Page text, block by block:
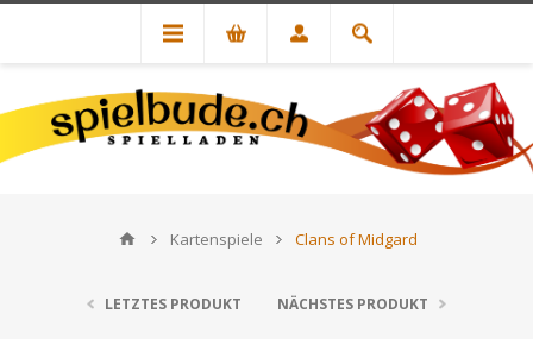
Kartenspiele Clans of Midgard
LETZTES PRODUKT NÄCHSTES PRODUKT